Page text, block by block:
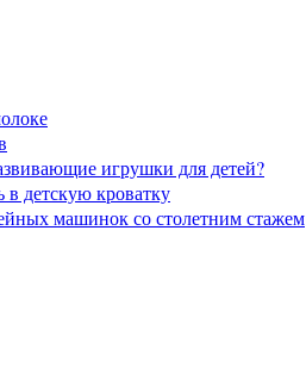
игрушки для детей?
в детскую кроватку
машинок со столетним стажем